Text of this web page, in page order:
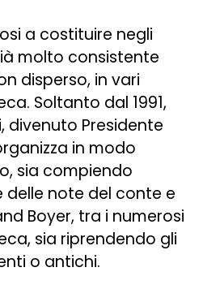
a costituire negli
molto consistente
disperso, in vari
Soltanto dal 1991,
divenuto Presidente
in modo
sia compiendo
delle note del conte e
Boyer, tra i numerosi
sia riprendendo gli
o antichi.